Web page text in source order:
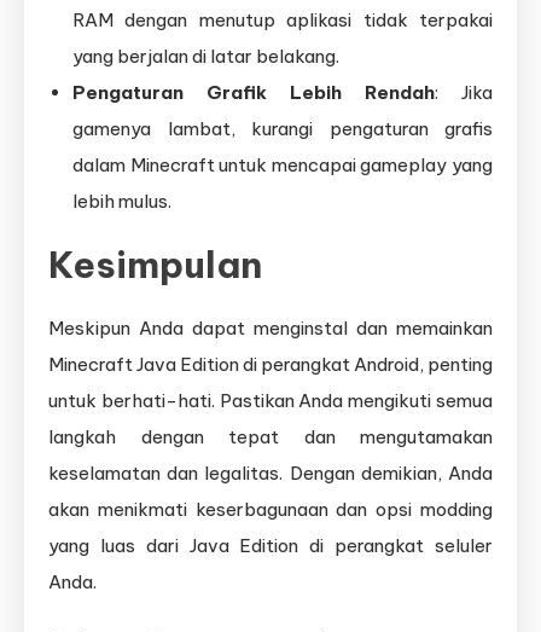
RAM dengan menutup aplikasi tidak terpakai
yang berjalan di latar belakang.
Pengaturan Grafik Lebih Rendah: Jika
gamenya lambat, kurangi pengaturan grafis
dalam Minecraft untuk mencapai gameplay yang
lebih mulus.
Kesimpulan
Meskipun Anda dapat menginstal dan memainkan
Minecraft Java Edition di perangkat Android, penting
untuk berhati-hati. Pastikan Anda mengikuti semua
langkah dengan tepat dan mengutamakan
keselamatan dan legalitas. Dengan demikian, Anda
akan menikmati keserbagunaan dan opsi modding
yang luas dari Java Edition di perangkat seluler
Anda.